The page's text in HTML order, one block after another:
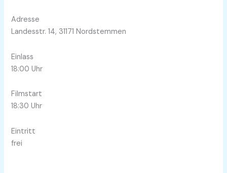
Adresse
Landesstr. 14, 31171 Nordstemmen
Einlass
18:00 Uhr
Filmstart
18:30 Uhr
Eintritt
frei